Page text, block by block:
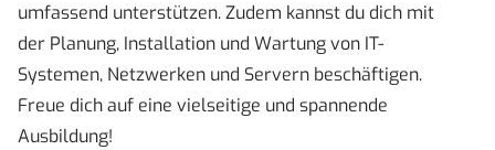
umfassend unterstützen. Zudem kannst du dich mit
der Planung, Installation und Wartung von IT-
Systemen, Netzwerken und Servern beschäftigen.
Freue dich auf eine vielseitige und spannende
Ausbildung!